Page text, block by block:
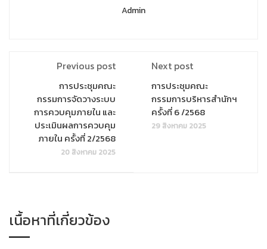
Admin
Previous post
การประชุมคณะ
กรรมการจัดวางระบบ
การควบคุมภายใน และ
ประเมินผลการควบคุม
ภายใน ครั้งที่ 2/2568
20 สิงหาคม 2025
Next post
การประชุมคณะ
กรรมการบริหารสำนักฯ
ครั้งที่ 6 /2568
29 สิงหาคม 2025
เนื้อหาที่เกี่ยวข้อง